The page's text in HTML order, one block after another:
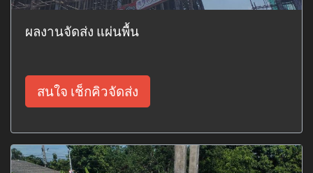
ผลงานจัดส่ง แผ่นพื้น
สนใจ เช็กคิวจัดส่ง